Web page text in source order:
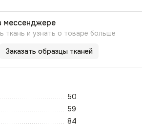
мессенджере
и узнать о товаре больше
Заказать образцы тканей
50
59
84